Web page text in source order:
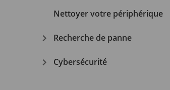
Nettoyer votre périphérique
Recherche de panne
Cybersécurité